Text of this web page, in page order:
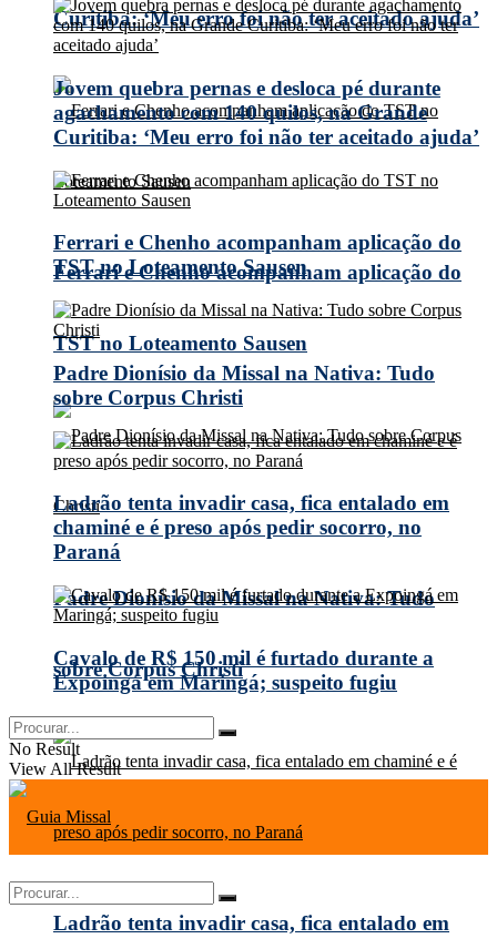
Curitiba: ‘Meu erro foi não ter aceitado ajuda’
Ferrari e Chenho acompanham aplicação do
TST no Loteamento Sausen
Padre Dionísio da Missal na Nativa: Tudo
sobre Corpus Christi
Ladrão tenta invadir casa, fica entalado em
Jovem quebra pernas e desloca pé durante
agachamento com 140 quilos, na Grande
Curitiba: ‘Meu erro foi não ter aceitado ajuda’
Ferrari e Chenho acompanham aplicação do
TST no Loteamento Sausen
Padre Dionísio da Missal na Nativa: Tudo
sobre Corpus Christi
Ladrão tenta invadir casa, fica entalado em
chaminé e é preso após pedir socorro, no
Paraná
Cavalo de R$ 150 mil é furtado durante a
Expoingá em Maringá; suspeito fugiu
No Result
View All Result